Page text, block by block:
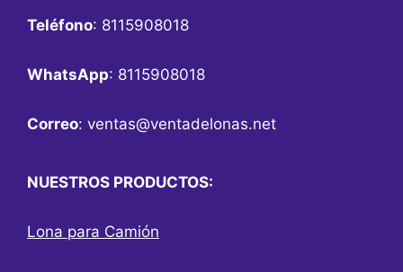
Teléfono: 8115908018
WhatsApp: 8115908018
Correo: ventas@ventadelonas.net
NUESTROS PRODUCTOS:
Lona para Camión